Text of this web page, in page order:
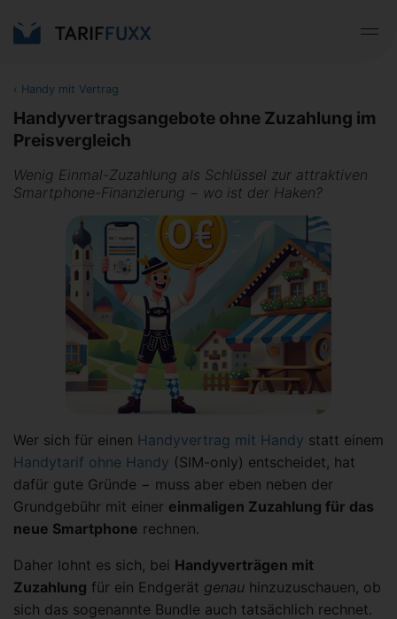
‹ Handy mit Vertrag
Handyvertragsangebote ohne Zuzahlung im
Preisvergleich
Wenig Einmal-Zuzahlung als Schlüssel zur attraktiven
Smartphone-Finanzierung − wo ist der Haken?
Wer sich für einen Handyvertrag mit Handy statt einem
Handytarif ohne Handy (SIM-only) entscheidet, hat
dafür gute Gründe − muss aber eben neben der
Grundgebühr mit einer einmaligen Zuzahlung für das
neue Smartphone rechnen.
Daher lohnt es sich, bei Handyverträgen mit
Zuzahlung für ein Endgerät genau hinzuzuschauen, ob
sich das sogenannte Bundle auch tatsächlich rechnet.